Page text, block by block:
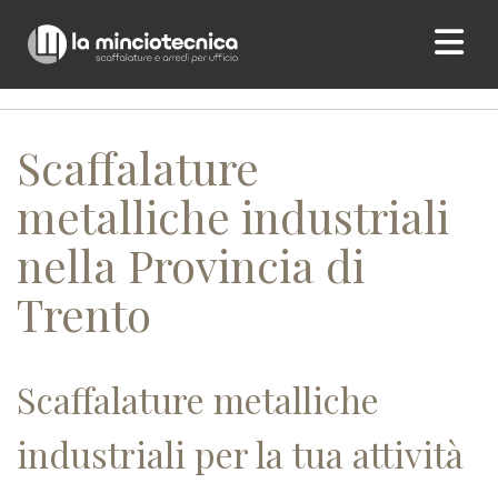
Home/ Scaffalature metalliche industriali nella Provincia di
Scaffalature
metalliche industriali
nella Provincia di
Trento
Scaffalature metalliche
industriali per la tua attività